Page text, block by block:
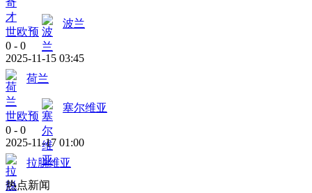
世欧预
波兰
0 - 0
2025-11-15 03:45
荷兰
世欧预
塞尔维亚
0 - 0
2025-11-17 01:00
拉脱维亚
热点新闻